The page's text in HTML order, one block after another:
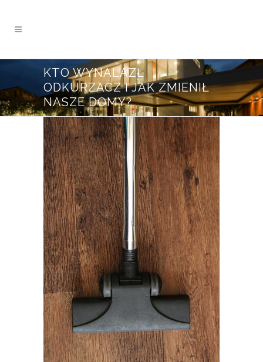
KTO WYNALAZŁ
ODKURZACZ I JAK ZMIENIŁ
NASZE DOMY?